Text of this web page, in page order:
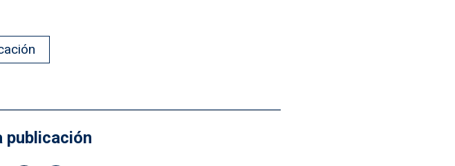
publicación